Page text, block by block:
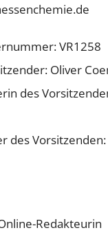
VR1258
Oliver
des
des Vorsitzenden:
Redakteurin